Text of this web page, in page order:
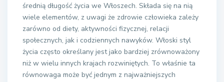
średnią długość życia we Włoszech. Składa się na nią
wiele elementów, z uwagi że zdrowie człowieka zależy
zarówno od diety, aktywności fizycznej, relacji
społecznych, jak i codziennych nawyków. Włoski styl
życia często określany jest jako bardziej zrównoważony
niż w wielu innych krajach rozwiniętych. To właśnie ta
równowaga może być jednym z najważniejszych